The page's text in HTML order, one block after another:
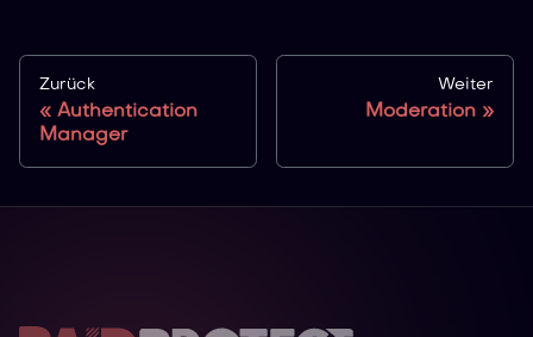
Zurück
Authentication
Manager
Weiter
Moderation